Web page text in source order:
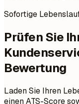
Sofortige
Prüfen Sie
Bewertung
Laden Sie Ihren
einen ATS-Score